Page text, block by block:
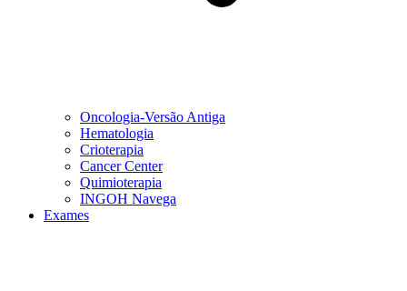
Oncologia-Versão Antiga
Hematologia
Crioterapia
Cancer Center
Quimioterapia
INGOH Navega
Exames